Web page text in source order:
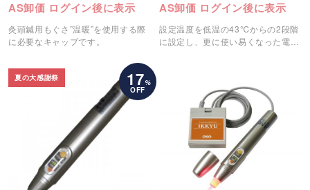
AS卸価 ログイン後に表示
灸頭鍼用もぐさ”温暖”を使用する際
に必要なキャップです。
AS卸価 ログイン後に表示
設定温度を低温の43℃からの2段階
に設定し、更に使い易くなった電気
夏の大感謝祭 17%
OFF